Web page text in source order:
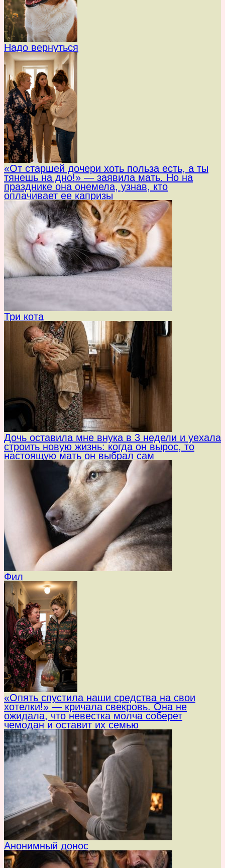
Надо вернуться
«От старшей дочери хоть польза есть, а ты
тянешь на дно!» — заявила мать. Но на
празднике она онемела, узнав, кто
оплачивает ее капризы
Три кота
Дочь оставила мне внука в 3 недели и уехала
строить новую жизнь: когда он вырос, то
настоящую мать он выбрал сам
Фил
«Опять спустила наши средства на свои
хотелки!» — кричала свекровь. Она не
ожидала, что невестка молча соберет
чемодан и оставит их семью
Анонимный донос